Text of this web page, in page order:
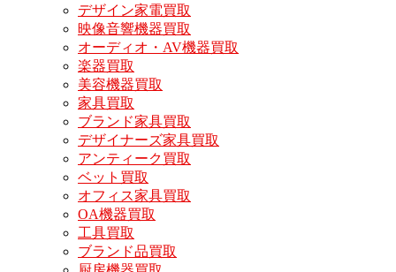
デザイン家電買取
映像音響機器買取
オーディオ・AV機器買取
楽器買取
美容機器買取
家具買取
ブランド家具買取
デザイナーズ家具買取
アンティーク買取
ベット買取
オフィス家具買取
OA機器買取
工具買取
ブランド品買取